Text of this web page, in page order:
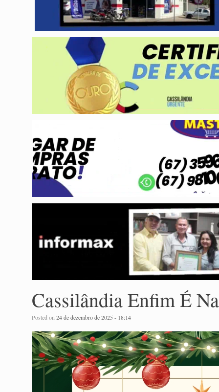
Cassilândia Enfim É
Posted on24 de dezembro de 2025 - 18:14